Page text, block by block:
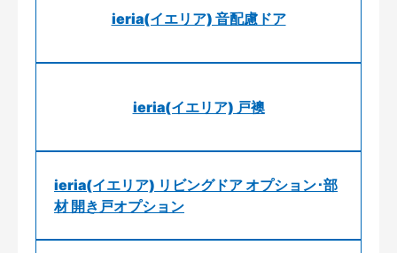
ieria(イエリア) 音配慮ドア
ieria(イエリア) 戸襖
ieria(イエリア) リビングドア オプション･部
材 開き戸オプション